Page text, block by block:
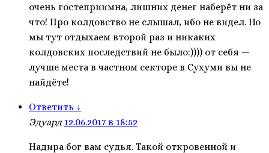
очень гостеприимна, лишних денег наберёт ни за
что! Про колдовство не слышал, ибо не видел. Но
мы тут отдыхаем второй раз и никаких
колдовских последствий не было:)))) от себя —
лучше места в частном секторе в Сухуми вы не
найдёте!
Ответить ↓
Эдуард12.06.2017 в 18:52
Надира бог вам судья. Такой откровенной и